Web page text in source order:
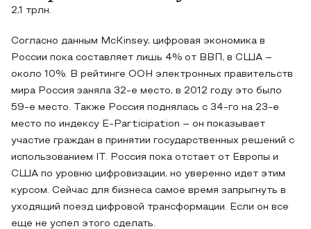
2,1 трлн.
Согласно данным McKinsey, цифровая экономика в
России пока составляет лишь 4% от ВВП, в США –
около 10%. В рейтинге ООН электронных правительств
мира Россия заняла 32-е место, в 2012 году это было
59-е место. Также Россия поднялась с 34-го на 23-е
место по индексу E-Participation – он показывает
участие граждан в принятии государственных решений с
использованием IT. Россия пока отстает от Европы и
США по уровню цифровизации, но уверенно идет этим
курсом. Сейчас для бизнеса самое время запрыгнуть в
уходящий поезд цифровой трансформации. Если он все
еще не успел этого сделать.